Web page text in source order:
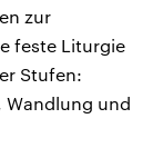
zur
feste Liturgie
Stufen:
und